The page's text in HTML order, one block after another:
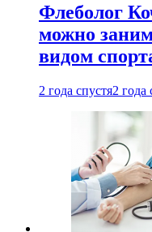
Флеболог
можно
видом
2 года спустя2 года